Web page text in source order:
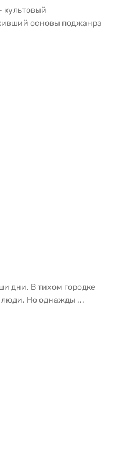
культовый
основы поджанра
дни. В тихом городке
Но однажды ...